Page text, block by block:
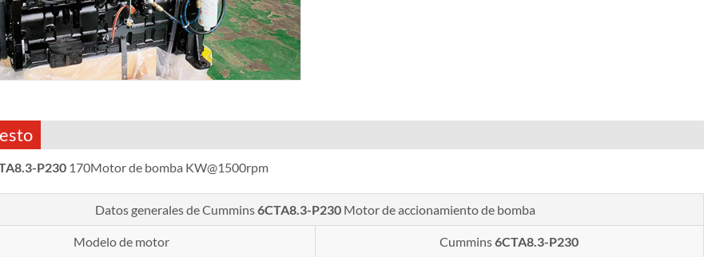
P230170Motor de bomba KW@1500rpm
Datos generales de Cummins6CTA8.3-P230 Motor de accionamiento de bomba
Modelo de motor Cummins6CTA8.3-P230